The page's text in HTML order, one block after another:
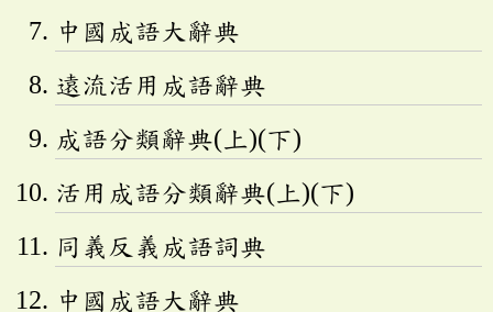
中國成語大辭典
遠流活用成語辭典
成語分類辭典(上)(下)
活用成語分類辭典(上)(下)
同義反義成語詞典
中國成語大辭典